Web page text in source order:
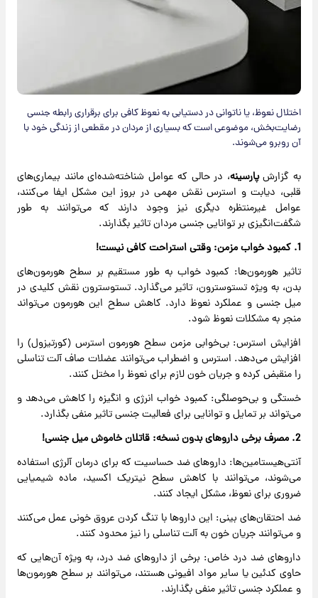
اختلال نعوظ، یا ناتوانی در دستیابی به نعوظ کافی برای برقراری رابطه جنسی
رضایت‌بخش، موضوعی است که بسیاری از مردان در مقطعی از زندگی خود با
آن روبرو می‌شوند.
به گزارشپارسینه، در حالی که عوامل شناخته‌شده‌ای مانند بیماری‌های
قلبی، دیابت و استرس نقش مهمی در بروز این مشکل ایفا می‌کنند،
عوامل غیرمنتظره دیگری نیز وجود دارند که می‌توانند به طور
شگفت‌انگیزی بر توانایی جنسی مردان تاثیر بگذارند.
تاثیر هورمون‌ها: کمبود خواب به طور مستقیم بر سطح هورمون‌های
بدن، به ویژه تستوسترون، تاثیر می‌گذارد. تستوسترون نقش کلیدی در
میل جنسی و عملکرد نعوظ دارد. کاهش سطح این هورمون می‌تواند
منجر به مشکلات نعوظ شود.
افزایش استرس: بی‌خوابی مزمن سطح هورمون استرس (کورتیزول) را
افزایش می‌دهد. استرس و اضطراب می‌توانند عضلات صاف آلت تناسلی
را منقبض کرده و جریان خون لازم برای نعوظ را مختل کنند.
خستگی و بی‌حوصلگی: کمبود خواب انرژی و انگیزه را کاهش می‌دهد و
می‌تواند بر تمایل و توانایی برای فعالیت جنسی تاثیر منفی بگذارد.
آنتی‌هیستامین‌ها: داروهای ضد حساسیت که برای درمان آلرژی استفاده
می‌شوند، می‌توانند با کاهش سطح نیتریک اکسید، ماده شیمیایی
ضروری برای نعوظ، مشکل ایجاد کنند.
ضد احتقان‌های بینی: این داروها با تنگ کردن عروق خونی عمل می‌کنند
و می‌توانند جریان خون به آلت تناسلی را نیز محدود کنند.
داروهای ضد درد خاص: برخی از داروهای ضد درد، به ویژه آن‌هایی که
حاوی کدئین یا سایر مواد افیونی هستند، می‌توانند بر سطح هورمون‌ها
و عملکرد جنسی تاثیر منفی بگذارند.